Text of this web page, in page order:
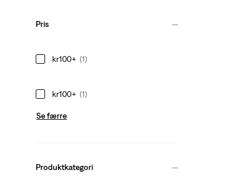
Pris
kr100+ (1)
kr100+ (1)
Se færre
Produktkategori